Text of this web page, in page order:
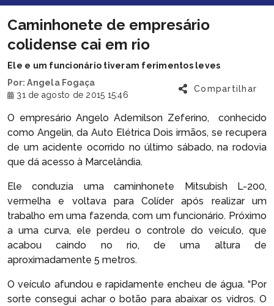
Caminhonete de empresário
colidense cai em rio
Ele e um funcionário tiveram ferimentos leves
Por: Angela Fogaça
31 de agosto de 2015 15:46
Compartilhar
O empresário Angelo Ademilson Zeferino, conhecido
como Angelin, da Auto Elétrica Dois irmãos, se recupera
de um acidente ocorrido no último sábado, na rodovia
que dá acesso à Marcelândia.
Ele conduzia uma caminhonete Mitsubish L-200,
vermelha e voltava para Colíder após realizar um
trabalho em uma fazenda, com um funcionário. Próximo
a uma curva, ele perdeu o controle do veículo, que
acabou caindo no rio, de uma altura de
aproximadamente 5 metros.
O veículo afundou e rapidamente encheu de água. “Por
sorte consegui achar o botão para abaixar os vidros. O